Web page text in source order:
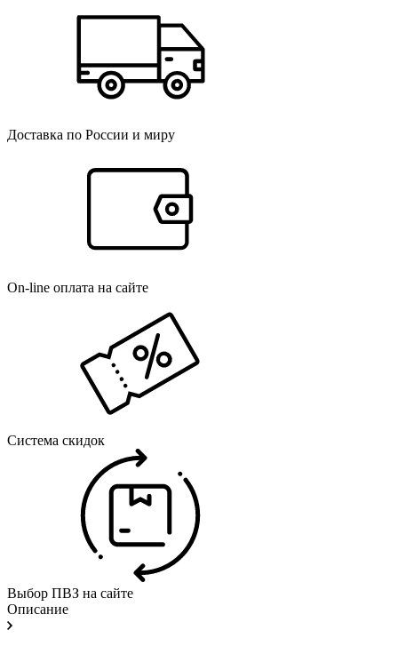
Доставка по России и миру
On-line оплата на сайте
Система скидок
Выбор ПВЗ на сайте
Описание